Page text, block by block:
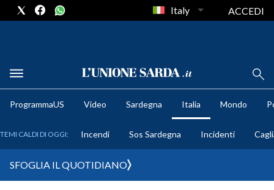
METEO
Italy ACCEDI
ProgrammaUS Video Sardegna Italia Mondo
TEMI CALDI DI OGGI: Incendi Sos Sardegna Incidenti
SFOGLIA IL QUOTIDIANO